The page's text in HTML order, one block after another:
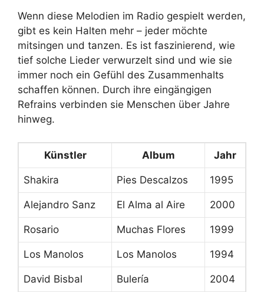
Wenn diese Melodien im Radio gespielt werden,
gibt es kein Halten mehr – jeder möchte
mitsingen und tanzen. Es ist faszinierend, wie
tief solche Lieder verwurzelt sind und wie sie
immer noch ein Gefühl des Zusammenhalts
schaffen können. Durch ihre eingängigen
Refrains verbinden sie Menschen über Jahre
hinweg.
Künstler Album Jahr
Shakira Pies Descalzos 1995
Alejandro Sanz El Alma al Aire 2000
Rosario Muchas Flores 1999
Los Manolos Los Manolos 1994
David Bisbal Bulería 2004